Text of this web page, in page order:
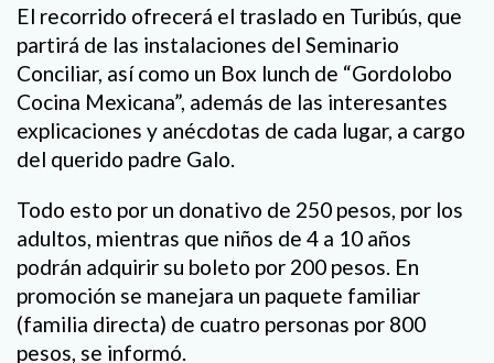
El recorrido ofrecerá el traslado en Turibús, que
partirá de las instalaciones del Seminario
Conciliar, así como un Box lunch de “Gordolobo
Cocina Mexicana”, además de las interesantes
explicaciones y anécdotas de cada lugar, a cargo
del querido padre Galo.
Todo esto por un donativo de 250 pesos, por los
adultos, mientras que niños de 4 a 10 años
podrán adquirir su boleto por 200 pesos. En
promoción se manejara un paquete familiar
(familia directa) de cuatro personas por 800
pesos, se informó.